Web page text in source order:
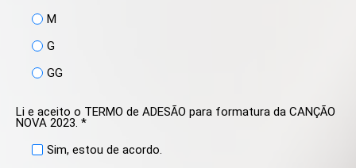
M
G
GG
Li e aceito o TERMO de ADESÃO para formatura da CANÇÃO
NOVA 2023. *
Sim, estou de acordo.